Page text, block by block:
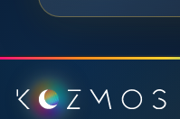
Podnožje stranice